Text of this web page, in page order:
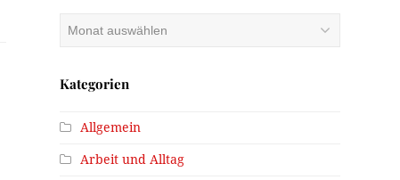
Kategorien
Allgemein
Arbeit und Alltag